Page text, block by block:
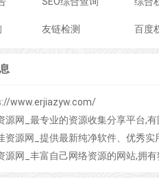
友链检测 百度
www.erjiazyw.com/
源网_最专业的资源收集分享平台,
资源网_提供最新纯净软件、优秀
源网_丰富自己网络资源的网站,拥